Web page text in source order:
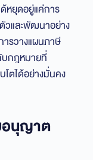
หยุดอยู่แค่การ
วและพัฒนาอย่าง
ารวางแผนภาษี
บกฎหมายที่
โตได้อย่างมั่นคง
อนุญาต